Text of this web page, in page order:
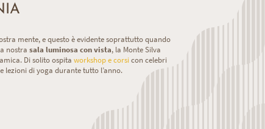
mente, e questo è evidente soprattutto quando
nostrasala luminosa con vista, la Monte Silva
Di solito ospitaworkshop e corsicon celebri
lezioni di yoga durante tutto l’anno.